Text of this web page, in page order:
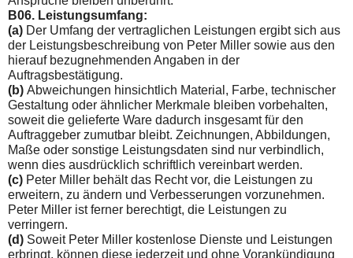
B06. Leistungsumfang:
(a) Der Umfang der vertraglichen Leistungen ergibt sich aus
der Leistungsbeschreibung von Peter Miller sowie aus den
hierauf bezugnehmenden Angaben in der
Auftragsbestätigung.
(b) Abweichungen hinsichtlich Material, Farbe, technischer
Ge­staltung oder ähnlicher Merkmale bleiben vorbehalten,
soweit die gelieferte Ware dadurch insgesamt für den
Auftraggeber zumutbar bleibt. Zeichnungen, Abbildungen,
Maße oder sonsti­ge Leistungsdaten sind nur verbindlich,
wenn dies ausdrücklich schriftlich vereinbart werden.
(c) Peter Miller behält das Recht vor, die Leistungen zu
erwei­tern, zu ändern und Verbesserungen vorzunehmen.
Peter Miller ist ferner berechtigt, die Leistungen zu
verringern.
(d) Soweit Peter Miller kostenlose Dienste und Leistungen
er­bringt, können diese jederzeit und ohne Vorankündigung